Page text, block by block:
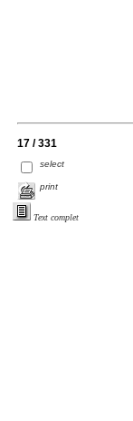
17 / 331
select
print
Text complet